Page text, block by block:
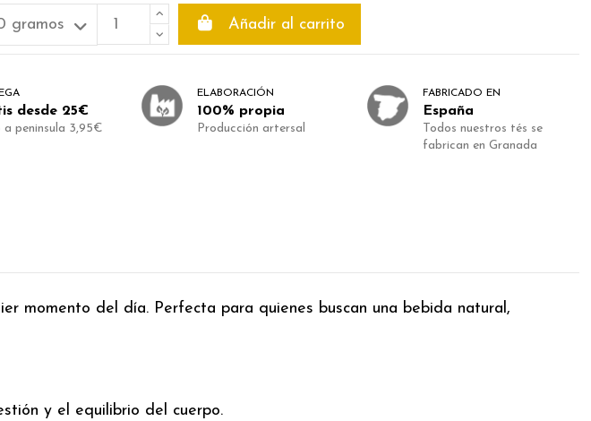
Añadir al carrito
desde 25€
a peninsula 3,95€
ELABORACIÓN
100% propia
Producción artersal
FABRICADO EN
España
Todos nuestros tés se
fabrican en Granada
momento del día. Perfecta para quienes buscan una bebida natural,
y el equilibrio del cuerpo.